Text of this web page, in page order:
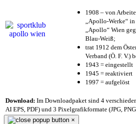
1908 – von
„Apollo-Werke“
„Apollo“ Wien
Blau-Weiß;
trat 1912 dem
Verband (Ö. F. V.)
1943 = eingestellt
1945 = reaktiviert
1997 = aufgelöst
Download: Im Downloadpaket sind 4
AI EPS, PDF) und 3 Pixelgrafikformate (JPG,
×